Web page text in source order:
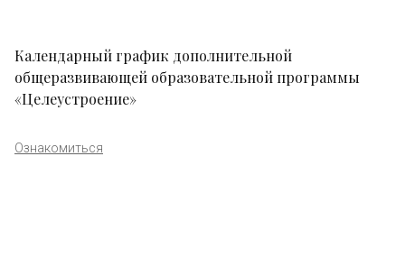
Календарный график дополнительной
общеразвивающей образовательной программы
«Целеустроение»
Ознакомиться